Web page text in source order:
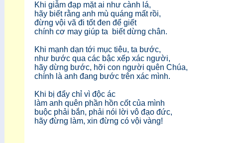
Khi giẫm đạp mặt ai như cành lá,
hãy biết rằng anh mù quáng mất rồi,
đừng vội vã đi tốt đen để giết
chính cơ may giúp ta biết dừng chân.
Khi mạnh dạn tới mục tiêu, ta bước,
như bước qua các bậc xếp xác người,
hãy dừng bước, hỡi con người quên Chúa,
chính là anh đang bước trên xác mình.
Khi bị đẩy chỉ vì độc ác
làm anh quên phần hồn cốt của mình
buộc phải bắn, phải nói lời vô đạo đức,
hãy đừng làm, xin đừng có vội vàng!